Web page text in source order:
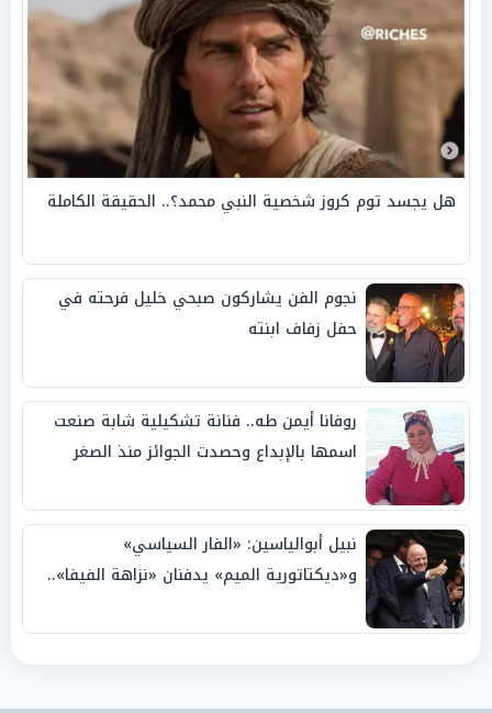
هل يجسد توم كروز شخصية النبي محمد؟.. الحقيقة الكاملة
نجوم الفن يشاركون صبحي خليل فرحته في
حفل زفاف ابنته
روفانا أيمن طه.. فنانة تشكيلية شابة صنعت
اسمها بالإبداع وحصدت الجوائز منذ الصغر
نبيل أبوالياسين: «الفار السياسي»
و«ديكتاتورية الميم» يدفنان «نزاهة الفيفا»..